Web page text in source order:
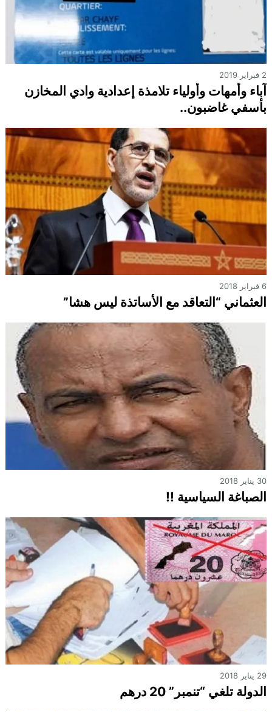
2 فبراير 2019
آباء وأمهات وأولياء تلامذة إعدادية وادي المخازن
بأسفي غاضبون..
6 فبراير 2018
العثماني “التعاقد مع الأساتذة ليس هشا”
30 يناير 2018
الصباغة السياسية !!
29 يناير 2018
الدولة تلغي “تنمبر” 20 درهم